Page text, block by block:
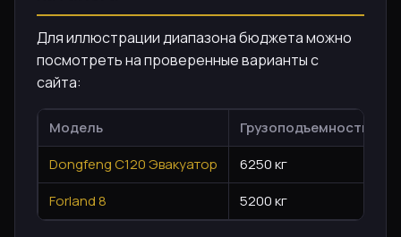
Для иллюстрации диапазона бюджета можно
посмотреть на проверенные варианты с
сайта:
Модель Грузоподъемность
Dongfeng C120 Эвакуатор
6250 кг
Forland 8
5200 кг